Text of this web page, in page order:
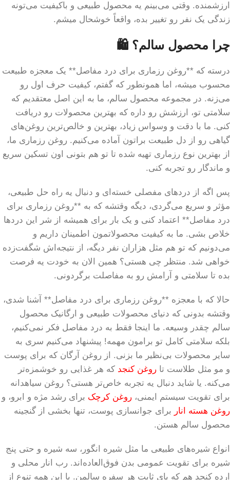
ارزشمنده. وقتی می‌بینم یه محصول طبیعی و باکیفیت می‌تونه
زندگی یک نفر رو تغییر بده، واقعاً خوشحال میشم.
چرا محصول سالم؟ 🛍️
درسته که **روغن رزماری برای درد مفاصل** یک معجزه طبیعت
محسوب میشه، اما همونطور که گفتم، کیفیت حرف اول رو
می‌زنه. در مجموعه محصول سالم، ما به این اصل معتقدیم که
سلامتی تو، ارزشش رو داره که بهترین محصولات رو دریافت
کنی. ما با دقت و وسواس زیاد، بهترین و خالص‌ترین روغن‌های
گیاهی رو از دل طبیعت براتون آماده می‌کنیم. روغن رزماری ما،
از بهترین نوع رزماری تهیه شده تا تو هم بتونی اون تسکین سریع
و ماندگار رو تجربه کنی.
پس اگه از دردهای مفصلی خسته‌ای و دنبال یه راه حل طبیعی،
مؤثر و سریع می‌گردی، دیگه وقتشه که به **روغن رزماری برای
درد مفاصل** اعتماد کنی و یک بار برای همیشه از شر این دردها
خلاص بشی. ما به کیفیت محصولاتمون اطمینان داریم و
می‌دونیم که تو هم مثل هزاران نفر دیگه، از نتیجه‌اش شگفت‌زده
خواهی شد. منتظر چی هستی؟ همین الان به خودت یه فرصت
بده تا سلامتی و آرامش رو به مفاصلت برگردونی.
حالا که با معجزه **روغن رزماری برای درد مفاصل** آشنا شدی،
وقتشه بدونی که دنیای محصولات طبیعی و ارگانیک محصول
سالم چقدر وسیعه. ما اینجا فقط به درد مفاصل فکر نمی‌کنیم،
بلکه سلامتی کامل تو برامون مهمه! پیشنهاد می‌کنیم سری به
سایر محصولات بی‌نظیر ما بزنی. از روغن آرگان که برای پوست
و مو مثل طلاست تا روغن کنجد که هر غذایی رو خوشمزه‌تر
می‌کنه. یا شاید دنبال یه تجربه خاص‌تر هستی؟ روغن سیاهدانه
برای تقویت سیستم ایمنی، روغن کرچک برای رشد مژه و ابرو، و
روغن هسته انار برای جوانسازی پوست، تنها بخشی از گنجینه
محصول سالم هستن.
انواع شیره‌های طبیعی ما مثل شیره انگور، سه شیره و حتی پنج
شیره برای تقویت عمومی بدن فوق‌العاده‌اند. رب انار محلی و
ارده کنجد هم که پای ثابت هر سفره سالمن. با این همه تنوع از